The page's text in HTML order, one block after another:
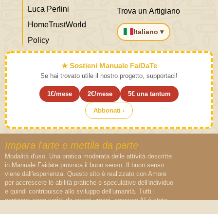
Luca Perlini
HomeTrustWorld
Policy
Trova un Artigiano
Italiano ▾
★ Sostieni Manuale FaiDaTe
Se hai trovato utile il nostro progetto, supportaci!
1€/mese 2€/mese 5€ una tantum
Abbonati ›
Impara l'arte e mettila da parte
Modalità d'uso. Una pratica moderata delle attività descritte
in Manuale Faidate provoca il buon senso. Il buon senso
viene dall'esperienza. Questo sito è realizzato con Amore
per accrescere le abilità pratiche e speculative dell'individuo
e quindi contribuisce allo sviluppo dell'umanità. Tutti i
contenuti sono scritti da esseri umani, nessuna AI è stata